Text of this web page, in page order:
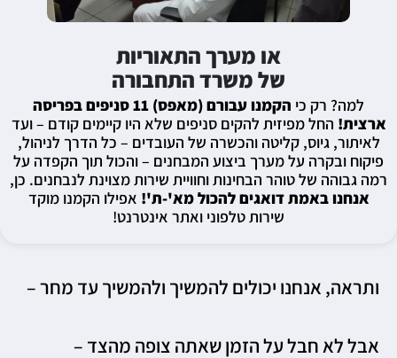
או מערך התאוריות
של משרד התחבורה
למה? רק כי
הקמנו עבורם (מאפס) 11 סניפים בפריסה
ארצית! החל מפיזית להקים סניפים שלא היו קיימים קודם – ועד
לאיתור, גיוס, קליטה והכשרה של העובדים – כל הדרך לניהול,
פיקוח ובקרה על מערך ביצוע המבחנים – והכול תוך הקפדה על
רמה גבוהה של טוהר הבחינות וחוויית שירות מצוינת לנבחנים. כן,
אנחנו באמת דואגים להכול מא'-ת'! אפילו הקמנו מוקד
שירות טלפוני ואתר אינטרנט!
ותראה, אנחנו יכולים להמשיך ולהמשיך עד מחר –
אבל לא חבל על הזמן שאתה צופה מהצד –